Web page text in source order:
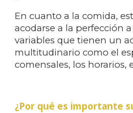
En cuanto a la comida,
acodarse a la perfección
variables que tienen un
multitudinario como el
comensales, los horarios,
¿Por qué es importante